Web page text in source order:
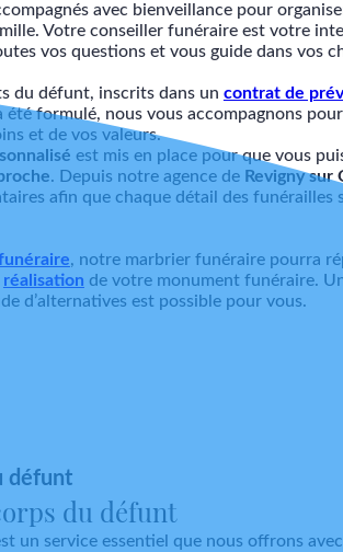
avec bienveillance pour
Votre conseiller funéraire est votre
vos questions et vous guide dans vos
du défunt, inscrits dans un contrat de
formulé, nous vous accompagnons
et de vos valeurs.
est mis en place pour que vous
. Depuis notre agence de Revigny sur
afin que chaque détail des funérailles
, notre marbrier funéraire pourra
réalisation de votre monument funéraire.
d’alternatives est possible pour vous.
défunt
du défunt
un service essentiel que nous offrons